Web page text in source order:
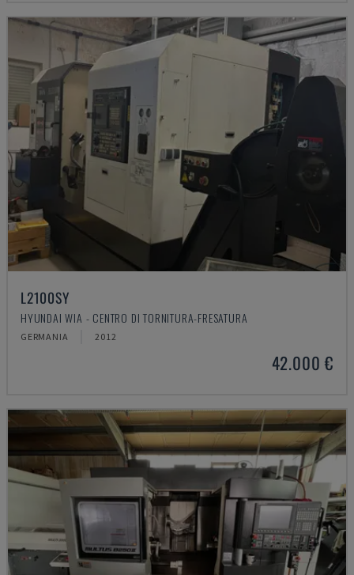
L2100SY
HYUNDAI WIA - CENTRO DI TORNITURA-FRESATURA
GERMANIA 2012
42.000 €